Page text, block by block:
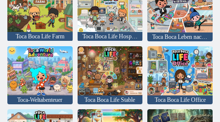
Toca Boca Life Farm Toca Boca Life Hospital Toca Boca Leben nach der Schule
Toca-Weltabenteuer Toca Boca Life Stable Toca Boca Life Office